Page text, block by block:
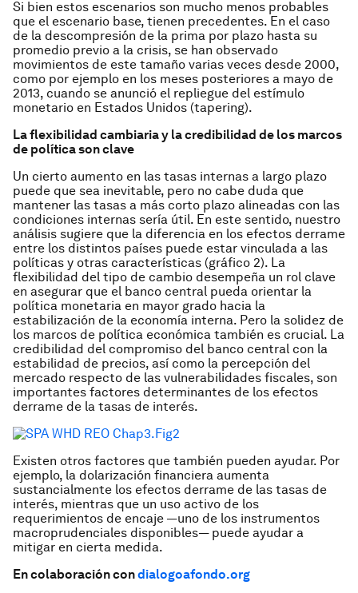
Si bien estos escenarios son mucho menos probables
que el escenario base, tienen precedentes. En el caso
de la descompresión de la prima por plazo hasta su
promedio previo a la crisis, se han observado
movimientos de este tamaño varias veces desde 2000,
como por ejemplo en los meses posteriores a mayo de
2013, cuando se anunció el repliegue del estímulo
monetario en Estados Unidos (tapering).
La flexibilidad cambiaria y la credibilidad de los marcos
de política son clave
Un cierto aumento en las tasas internas a largo plazo
puede que sea inevitable, pero no cabe duda que
mantener las tasas a más corto plazo alineadas con las
condiciones internas sería útil. En este sentido, nuestro
análisis sugiere que la diferencia en los efectos derrame
entre los distintos países puede estar vinculada a las
políticas y otras características (gráfico 2). La
flexibilidad del tipo de cambio desempeña un rol clave
en asegurar que el banco central pueda orientar la
política monetaria en mayor grado hacia la
estabilización de la economía interna. Pero la solidez de
los marcos de política económica también es crucial. La
credibilidad del compromiso del banco central con la
estabilidad de precios, así como la percepción del
mercado respecto de las vulnerabilidades fiscales, son
importantes factores determinantes de los efectos
derrame de la tasas de interés.
Existen otros factores que también pueden ayudar. Por
ejemplo, la dolarización financiera aumenta
sustancialmente los efectos derrame de las tasas de
interés, mientras que un uso activo de los
requerimientos de encaje —uno de los instrumentos
macroprudenciales disponibles— puede ayudar a
mitigar en cierta medida.
En colaboración condialogoafondo.org